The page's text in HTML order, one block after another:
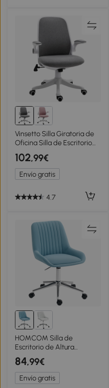
Vinsetto Silla Giratoria de
Oficina Silla de Escritorio
Basculante Altura Ajustable
Reposabrazos Elevable
62,5x60x94-104 cm Gris
102,99€
Envío gratis
4.7
HOMCOM Silla de
Escritorio de Altura
Regulable con 5 Ruedas, en
Silicona PU, Espuma y
Acero, 52x58x80-90 cm,
Azul
84,99€
Envío gratis